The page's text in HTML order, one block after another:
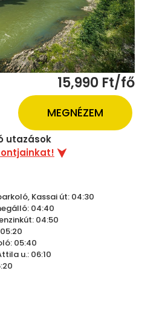
15,990 Ft/fő
MEGNÉZEM
utazások
Kassai út: 04:30
04:40
04:50
05:40
u.: 06:10